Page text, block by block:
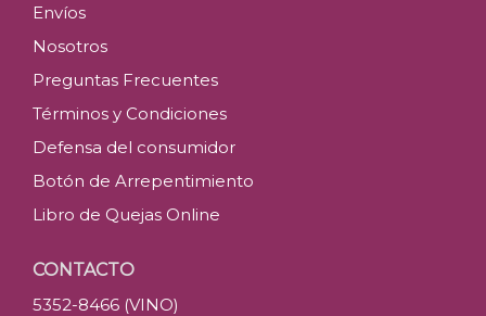
Envíos
Nosotros
Preguntas Frecuentes
Términos y Condiciones
Defensa del consumidor
Botón de Arrepentimiento
Libro de Quejas Online
CONTACTO
5352-8466 (VINO)